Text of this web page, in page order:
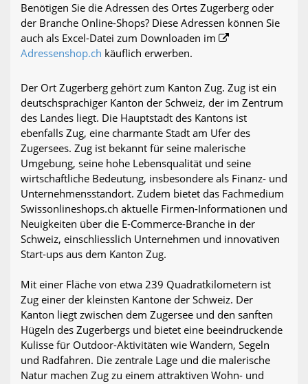
Benötigen Sie die Adressen des Ortes Zugerberg oder
der Branche Online-Shops? Diese Adressen können Sie
auch als Excel-Datei zum Downloaden im
Adressenshop.ch käuflich erwerben.
Der Ort Zugerberg gehört zum Kanton Zug. Zug ist ein
deutschsprachiger Kanton der Schweiz, der im Zentrum
des Landes liegt. Die Hauptstadt des Kantons ist
ebenfalls Zug, eine charmante Stadt am Ufer des
Zugersees. Zug ist bekannt für seine malerische
Umgebung, seine hohe Lebensqualität und seine
wirtschaftliche Bedeutung, insbesondere als Finanz- und
Unternehmensstandort. Zudem bietet das Fachmedium
Swissonlineshops.ch aktuelle Firmen-Informationen und
Neuigkeiten über die E-Commerce-Branche in der
Schweiz, einschliesslich Unternehmen und innovativen
Start-ups aus dem Kanton Zug.
Mit einer Fläche von etwa 239 Quadratkilometern ist
Zug einer der kleinsten Kantone der Schweiz. Der
Kanton liegt zwischen dem Zugersee und den sanften
Hügeln des Zugerbergs und bietet eine beeindruckende
Kulisse für Outdoor-Aktivitäten wie Wandern, Segeln
und Radfahren. Die zentrale Lage und die malerische
Natur machen Zug zu einem attraktiven Wohn- und